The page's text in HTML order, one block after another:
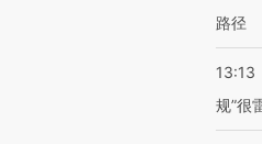
路径
13:13
规”很